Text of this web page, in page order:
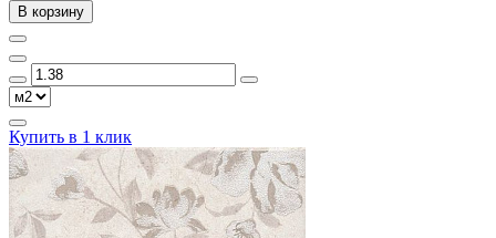
В корзину
Купить в 1 клик